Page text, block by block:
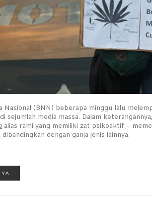
Nasional (BNN) beberapa minggu lalu
sejumlah media massa. Dalam
alias rami yang memiliki zat psikoaktif –
dengan ganja jenis lainnya.